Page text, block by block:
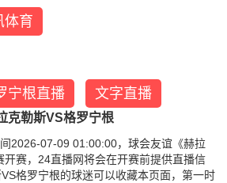
体育
宁根直播 文字直播
克勒斯VS格罗宁根
2026-07-09 01:00:00，球会友谊《赫拉
开赛，24直播网将会在开赛前提供直播信
格罗宁根的球迷可以收藏本页面，第一时